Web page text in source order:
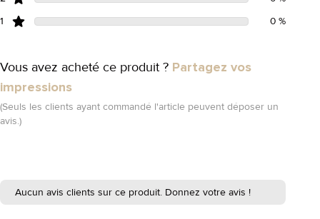
1
0 %
Vous avez acheté ce produit ? Partagez vos
impressions
(Seuls les clients ayant commandé l'article peuvent déposer un
avis.)
Aucun avis clients sur ce produit. Donnez votre avis !